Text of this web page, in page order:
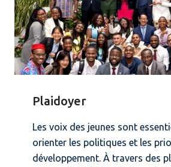
Plaidoyer
Les voix des jeunes sont
orienter les politiques et les
développement. À travers des